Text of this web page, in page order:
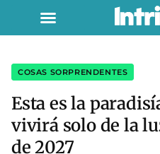
COSAS SORPRENDENTES
Esta es la
vivirá solo de la
de 2027